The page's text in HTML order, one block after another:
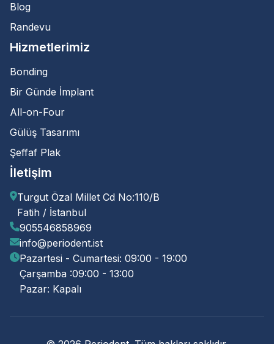
Blog
Randevu
Hizmetlerimiz
Bonding
Bir Günde İmplant
All-on-Four
Gülüş Tasarımı
Şeffaf Plak
İletişim
Turgut Özal Millet Cd No:110/B
Fatih / İstanbul
905546858969
info@periodent.ist
Pazartesi - Cumartesi: 09:00 - 19:00
Çarşamba :09:00 - 13:00
Pazar: Kapalı